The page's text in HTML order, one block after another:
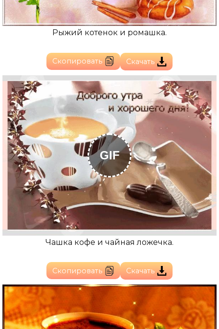
Рыжий котенок и ромашка.
Скопировать Скачать
GIF
Чашка кофе и чайная ложечка.
Скопировать Скачать